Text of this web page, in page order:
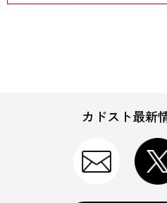
カドスト最新